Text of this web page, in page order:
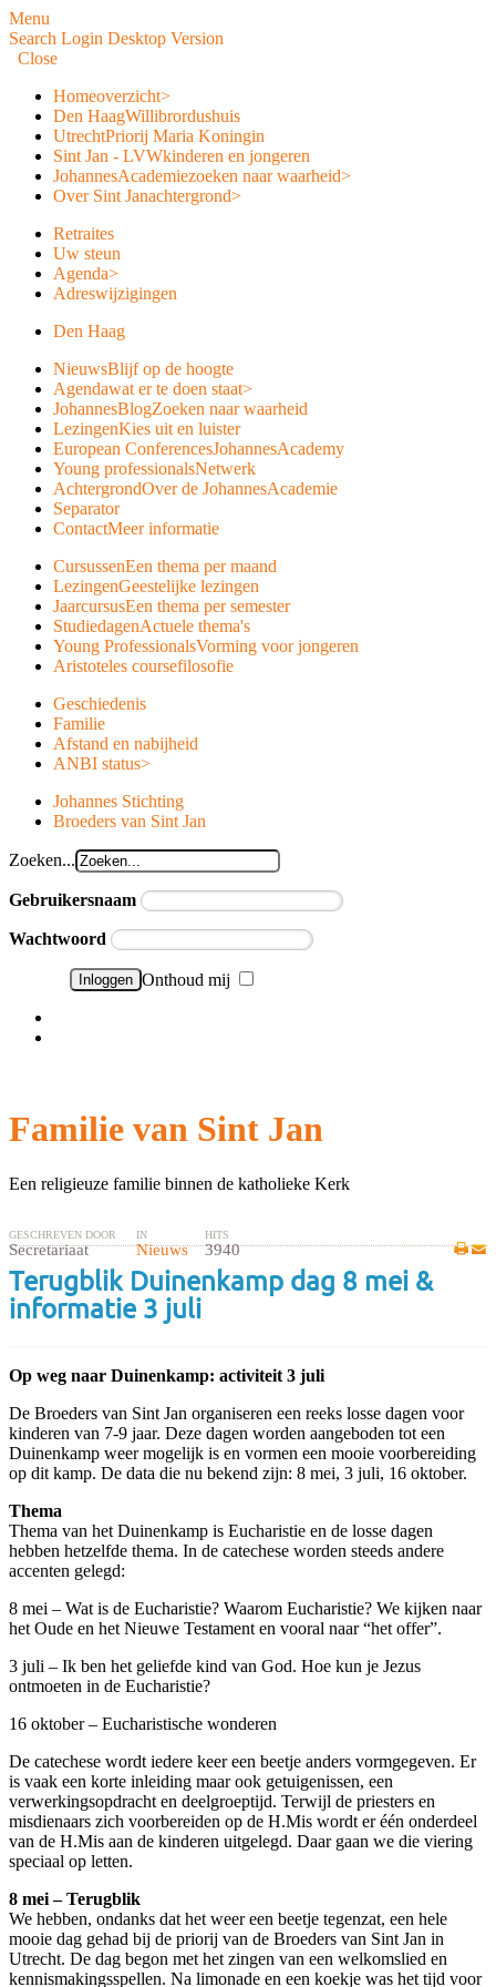
Menu
Search Login Desktop Version
Close
Homeoverzicht>
Den HaagWillibrordushuis
UtrechtPriorij Maria Koningin
Sint Jan - LVWkinderen en jongeren
JohannesAcademiezoeken naar waarheid>
Over Sint Janachtergrond>
Retraites
Uw steun
Agenda>
Adreswijzigingen
Den Haag
NieuwsBlijf op de hoogte
Agendawat er te doen staat>
JohannesBlogZoeken naar waarheid
LezingenKies uit en luister
European ConferencesJohannesAcademy
Young professionalsNetwerk
AchtergrondOver de JohannesAcademie
Separator
ContactMeer informatie
CursussenEen thema per maand
LezingenGeestelijke lezingen
JaarcursusEen thema per semester
StudiedagenActuele thema's
Young ProfessionalsVorming voor jongeren
Aristoteles coursefilosofie
Geschiedenis
Familie
Afstand en nabijheid
ANBI status>
Johannes Stichting
Broeders van Sint Jan
Zoeken...
Gebruikersnaam
Wachtwoord
Onthoud mij
Familie van Sint Jan
Een religieuze familie binnen de katholieke Kerk
GESCHREVEN DOOR
Secretariaat
IN
Nieuws
HITS
3940
Terugblik Duinenkamp dag 8 mei &
informatie 3 juli
Op weg naar Duinenkamp: activiteit 3 juli
De Broeders van Sint Jan organiseren een reeks losse dagen voor
kinderen van 7-9 jaar. Deze dagen worden aangeboden tot een
Duinenkamp weer mogelijk is en vormen een mooie voorbereiding
op dit kamp. De data die nu bekend zijn: 8 mei, 3 juli, 16 oktober.
Thema
Thema van het Duinenkamp is Eucharistie en de losse dagen
hebben hetzelfde thema. In de catechese worden steeds andere
accenten gelegd:
8 mei – Wat is de Eucharistie? Waarom Eucharistie? We kijken naar
het Oude en het Nieuwe Testament en vooral naar “het offer”.
3 juli – Ik ben het geliefde kind van God. Hoe kun je Jezus
ontmoeten in de Eucharistie?
16 oktober – Eucharistische wonderen
De catechese wordt iedere keer een beetje anders vormgegeven. Er
is vaak een korte inleiding maar ook getuigenissen, een
verwerkingsopdracht en deelgroeptijd. Terwijl de priesters en
misdienaars zich voorbereiden op de H.Mis wordt er één onderdeel
van de H.Mis aan de kinderen uitgelegd. Daar gaan we die viering
speciaal op letten.
8 mei – Terugblik
We hebben, ondanks dat het weer een beetje tegenzat, een hele
mooie dag gehad bij de priorij van de Broeders van Sint Jan in
Utrecht. De dag begon met het zingen van een welkomslied en
kennismakingsspellen. Na limonade en een koekje was het tijd voor